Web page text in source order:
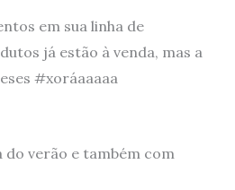
em sua linha de
já estão à venda, mas a
#xoráaaaaa
do verão e também com